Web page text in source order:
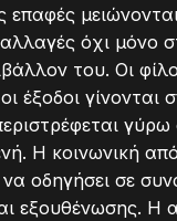
επαφές
όχι μόνο
του. Οι
έξοδοι γίνονται
γύρω
Η κοινωνική
οδηγήσει σε
εξουθένωσης. Η